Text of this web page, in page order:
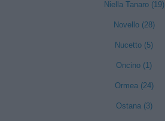
Niella Tanaro (19)
Novello (28)
Nucetto (5)
Oncino (1)
Ormea (24)
Ostana (3)